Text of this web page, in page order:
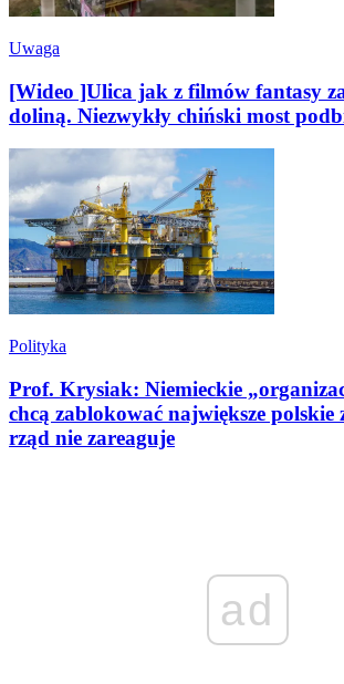
Uwaga
[Wideo ]Ulica jak z filmów fantasy
doliną. Niezwykły chiński most
Polityka
Prof. Krysiak: Niemieckie
chcą zablokować największe polskie
rząd nie zareaguje
ad